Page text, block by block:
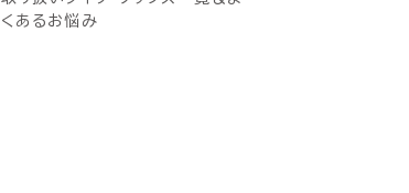
くあるお悩み